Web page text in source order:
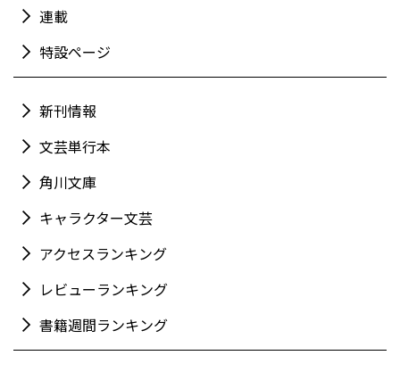
連載
特設ページ
新刊情報
文芸単行本
角川文庫
キャラクター文芸
アクセスランキング
レビューランキング
書籍週間ランキング